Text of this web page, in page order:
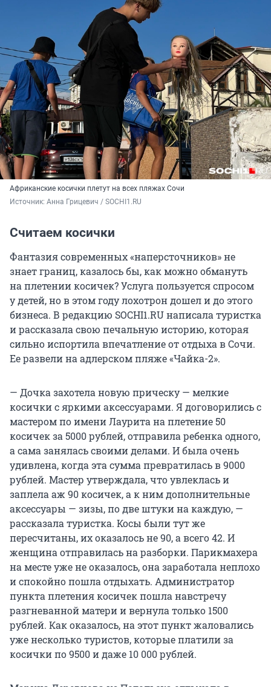
Африканские косички плетут на всех пляжах Сочи
Источник: Анна Грицевич / SOCHI1.RU
Считаем косички
Фантазия современных «наперсточников» не
знает границ, казалось бы, как можно обмануть
на плетении косичек? Услуга пользуется спросом
у детей, но в этом году лохотрон дошел и до этого
бизнеса. В редакцию SOCHI1.RU написала туристка
и рассказала свою печальную историю, которая
сильно испортила впечатление от отдыха в Сочи.
Ее развели на адлерском пляже «Чайка-2».
— Дочка захотела новую прическу — мелкие
косички с яркими аксессуарами. Я договорились с
мастером по имени Лаурита на плетение 50
косичек за 5000 рублей, отправила ребенка одного,
а сама занялась своими делами. И была очень
удивлена, когда эта сумма превратилась в 9000
рублей. Мастер утверждала, что увлеклась и
заплела аж 90 косичек, а к ним дополнительные
аксессуары — зизы, по две штуки на каждую, —
рассказала туристка. Косы были тут же
пересчитаны, их оказалось не 90, а всего 42. И
женщина отправилась на разборки. Парикмахера
на месте уже не оказалось, она заработала неплохо
и спокойно пошла отдыхать. Администратор
пункта плетения косичек пошла навстречу
разгневанной матери и вернула только 1500
рублей. Как оказалось, на этот пункт жаловались
уже несколько туристов, которые платили за
косички по 9500 и даже 10 000 рублей.